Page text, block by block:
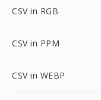
CSV in RGB
CSV in PPM
CSV in WEBP